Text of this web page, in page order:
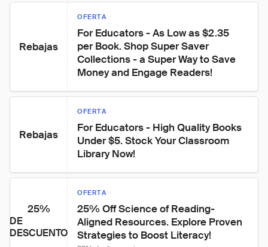
Rebajas
OFERTA
For Educators - As Low as $2.35
per Book. Shop Super Saver
Collections - a Super Way to Save
Money and Engage Readers!
Rebajas
OFERTA
For Educators - High Quality Books
Under $5. Stock Your Classroom
Library Now!
25%
DE
DESCUENTO
OFERTA
25% Off Science of Reading-
Aligned Resources. Explore Proven
Strategies to Boost Literacy!